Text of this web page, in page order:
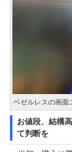
ベゼルレスの画面
お値段、結構
て判断を